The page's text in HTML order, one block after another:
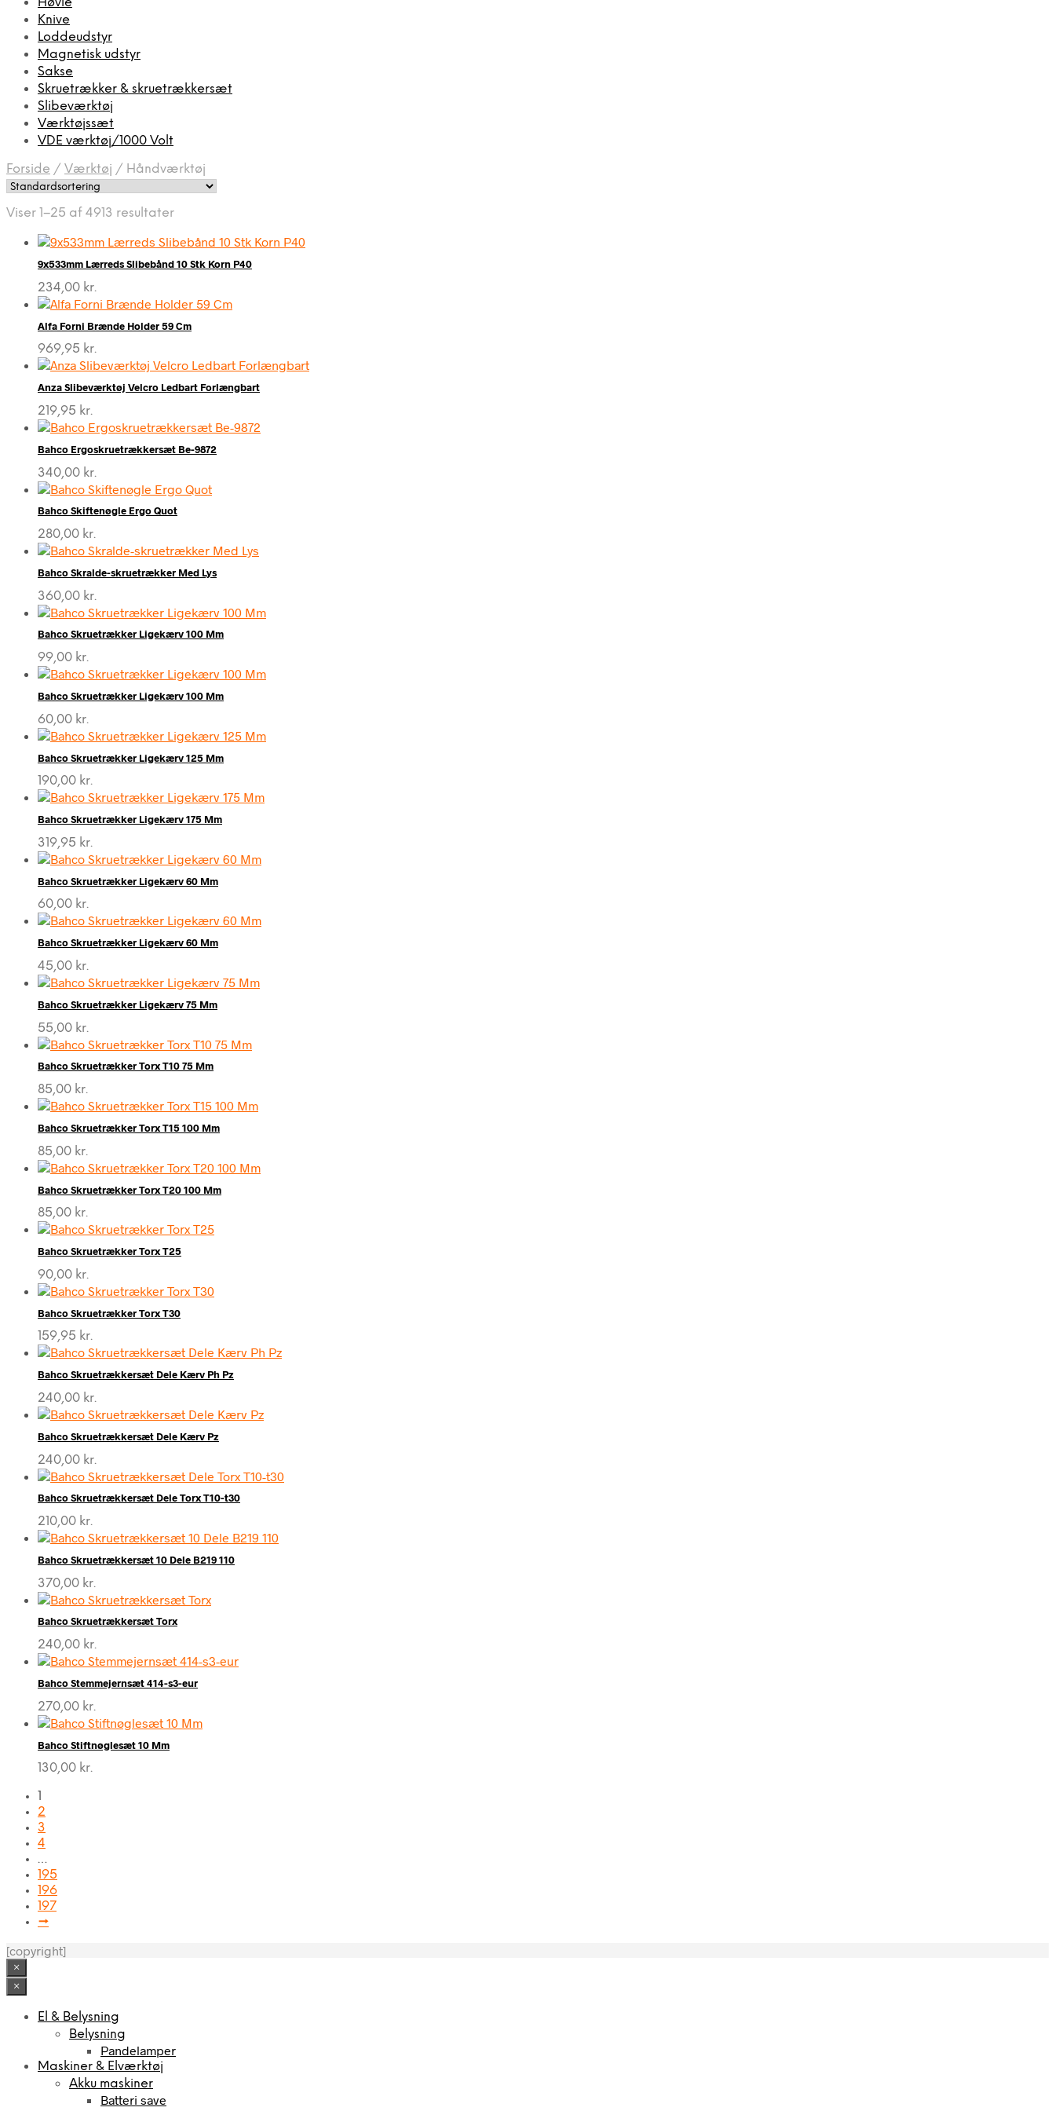
Høvle
Knive
Loddeudstyr
Magnetisk udstyr
Sakse
Skruetrækker & skruetrækkersæt
Slibeværktøj
Værktøjssæt
VDE værktøj/1000 Volt
Forside / Værktøj / Håndværktøj
Viser 1–25 af 4913 resultater
9x533mm Lærreds Slibebånd 10 Stk Korn P40
234,00 kr.
Alfa Forni Brænde Holder 59 Cm
969,95 kr.
Anza Slibeværktøj Velcro Ledbart Forlængbart
219,95 kr.
Bahco Ergoskruetrækkersæt Be-9872
340,00 kr.
Bahco Skiftenøgle Ergo Quot
280,00 kr.
Bahco Skralde-skruetrækker Med Lys
360,00 kr.
Bahco Skruetrækker Ligekærv 100 Mm
99,00 kr.
Bahco Skruetrækker Ligekærv 100 Mm
60,00 kr.
Bahco Skruetrækker Ligekærv 125 Mm
190,00 kr.
Bahco Skruetrækker Ligekærv 175 Mm
319,95 kr.
Bahco Skruetrækker Ligekærv 60 Mm
60,00 kr.
Bahco Skruetrækker Ligekærv 60 Mm
45,00 kr.
Bahco Skruetrækker Ligekærv 75 Mm
55,00 kr.
Bahco Skruetrækker Torx T10 75 Mm
85,00 kr.
Bahco Skruetrækker Torx T15 100 Mm
85,00 kr.
Bahco Skruetrækker Torx T20 100 Mm
85,00 kr.
Bahco Skruetrækker Torx T25
90,00 kr.
Bahco Skruetrækker Torx T30
159,95 kr.
Bahco Skruetrækkersæt Dele Kærv Ph Pz
240,00 kr.
Bahco Skruetrækkersæt Dele Kærv Pz
240,00 kr.
Bahco Skruetrækkersæt Dele Torx T10-t30
210,00 kr.
Bahco Skruetrækkersæt 10 Dele B219 110
370,00 kr.
Bahco Skruetrækkersæt Torx
240,00 kr.
Bahco Stemmejernsæt 414-s3-eur
270,00 kr.
Bahco Stiftnøglesæt 10 Mm
130,00 kr.
1
2
3
4
…
195
196
197
→
[copyright]
×
×
El & Belysning
Belysning
Pandelamper
Maskiner & Elværktøj
Akku maskiner
Batteri save